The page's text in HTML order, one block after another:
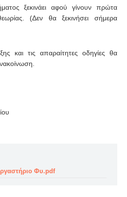
ξεκινάει αφού γίνουν πρώτα
(Δεν θα ξεκινήσει σήμερα
και τις απαραίτητες οδηγίες θα
Φυ.pdf